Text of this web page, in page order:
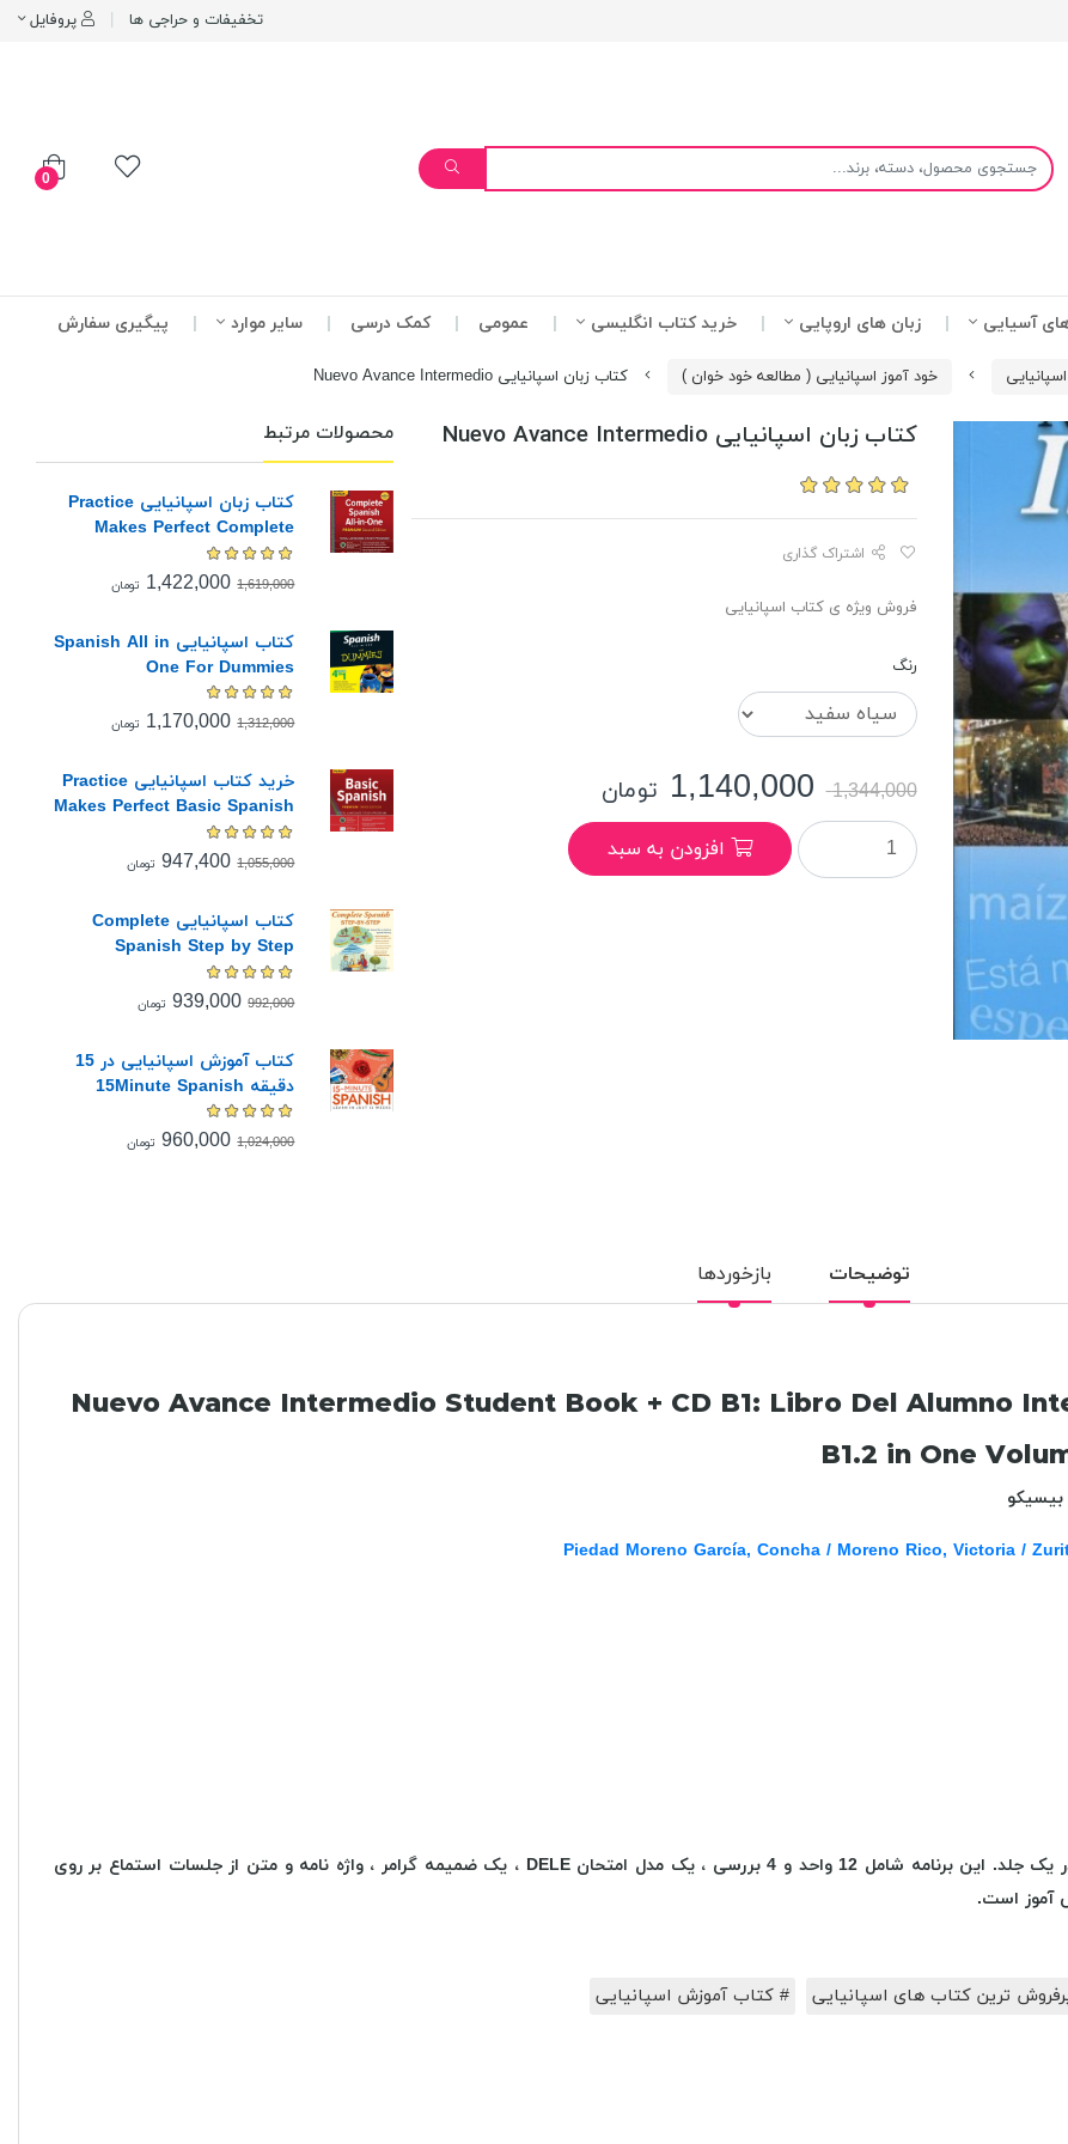
پروفایل تخفیفات و حراجی ها
0
آسیایی زبان های اروپایی خرید کتاب انگلیسی عمومی کمک درسی سایر موارد پیگیری سفارش
خود آموز اسپانیایی ( مطالعه خود خوان ) کتاب زبان اسپانیایی Nuevo Avance Intermedio
کتاب زبان اسپانیایی Nuevo Avance Intermedio
اشتراک گذاری
فروش ویژه ی کتاب اسپانیایی
رنگ
1,344,000
1,140,000 تومان
افزودن به سبد
محصولات مرتبط
کتاب زبان اسپانیایی Practice
Makes Perfect Complete
Spanish All in One Premium
Second Edition
1,619,000
1,422,000 تومان
کتاب اسپانیایی Spanish All in
One For Dummies
1,312,000
1,170,000 تومان
خرید کتاب اسپانیایی Practice
Makes Perfect Basic Spanish
1,055,000
947,400 تومان
کتاب اسپانیایی Complete
Spanish Step by Step
992,000
939,000 تومان
کتاب آموزش اسپانیایی در 15
دقیقه 15Minute Spanish
1,024,000
960,000 تومان
توضیحات بازخوردها
Nuevo Avance Intermedio Student Book + CD B1: Libro Del Alumno
B1.2 in One
Piedad Moreno García, Concha / Moreno Rico, Victoria /
کتابچه راهنمای دانشجویی سطح B در یک جلد. این برنامه شامل 12 واحد و 4 بررسی ، یک مدل امتحان DELE ، یک ضمیمه گرامر ، واژه نامه و متن از جلسات استماع بر روی
آموز است.
ترین کتاب های اسپانیایی # کتاب آموزش اسپانیایی